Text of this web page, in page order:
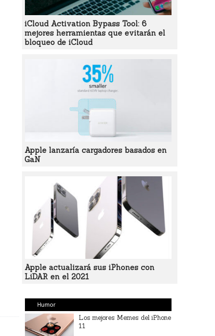
iCloud Activation Bypass Tool: 6
mejores herramientas que evitarán el
bloqueo de iCloud
Apple lanzaría cargadores basados en
GaN
Apple actualizará sus iPhones con
LiDAR en el 2021
Humor
Los mejores Memes del iPhone
11